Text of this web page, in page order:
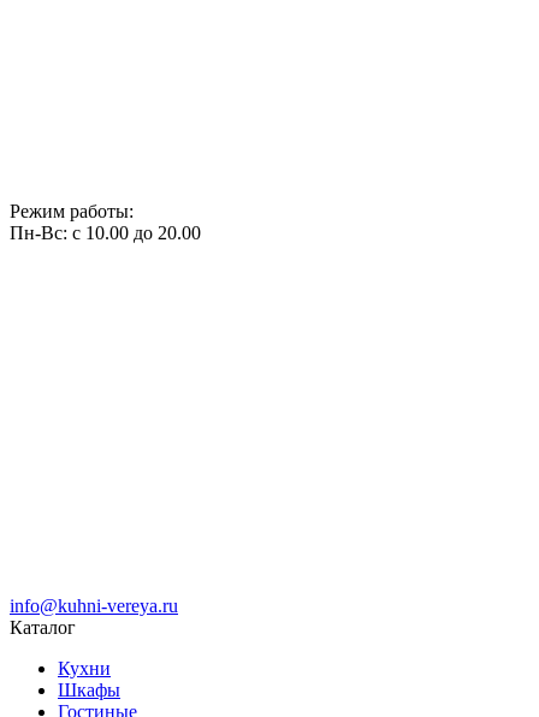
Режим работы:
Пн-Вс: с 10.00 до 20.00
info@kuhni-vereya.ru
Каталог
Кухни
Шкафы
Гостиные